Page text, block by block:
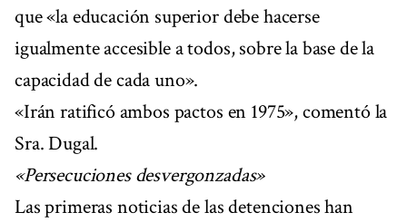
que «la educación superior debe hacerse
igualmente accesible a todos, sobre la base de la
capacidad de cada uno».
«Irán ratificó ambos pactos en 1975», comentó la
Sra. Dugal.
«Persecuciones desvergonzadas»
Las primeras noticias de las detenciones han